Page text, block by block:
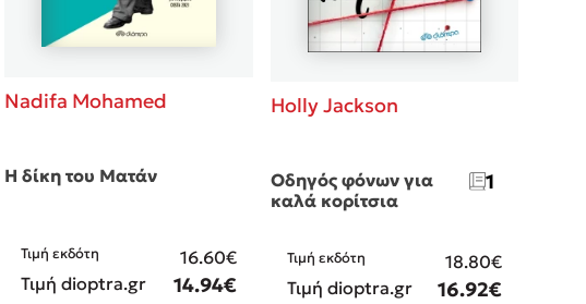
Nadifa Mohamed
Η δίκη του Ματάν
Τιμή εκδότη
16.60€
Τιμή dioptra.gr
14.94€
Holly Jackson
Οδηγός φόνων για
καλά κορίτσια
1
Τιμή εκδότη
18.80€
Τιμή dioptra.gr
16.92€